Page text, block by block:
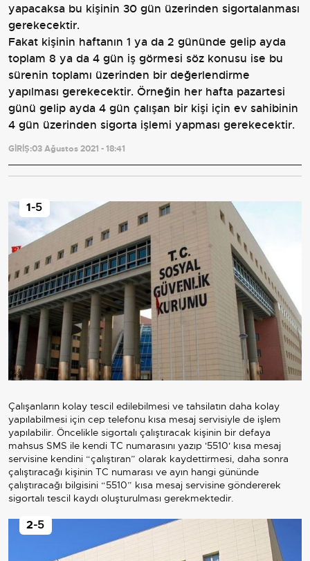
yapacaksa bu kişinin 30 gün üzerinden sigortalanması
gerekecektir.
Fakat kişinin haftanın 1 ya da 2 gününde gelip ayda
toplam 8 ya da 4 gün iş görmesi söz konusu ise bu
sürenin toplamı üzerinden bir değerlendirme
yapılması gerekecektir. Örneğin her hafta pazartesi
günü gelip ayda 4 gün çalışan bir kişi için ev sahibinin
4 gün üzerinden sigorta işlemi yapması gerekecektir.
GİRİŞ:03 Ağustos 2021 - 18:41
Çalışanların kolay tescil edilebilmesi ve tahsilatın daha kolay
yapılabilmesi için cep telefonu kısa mesaj servisiyle de işlem
yapılabilir. Öncelikle sigortalı çalıştıracak kişinin bir defaya
mahsus SMS ile kendi TC numarasını yazıp '5510' kısa mesaj
servisine kendini “çalıştıran” olarak kaydettirmesi, daha sonra
çalıştıracağı kişinin TC numarası ve ayın hangi gününde
çalıştıracağı bilgisini “5510” kısa mesaj servisine göndererek
sigortalı tescil kaydı oluşturulması gerekmektedir.
1-5
2-5